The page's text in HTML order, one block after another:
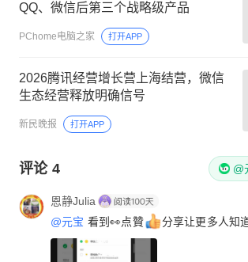
QQ、微信后第三个战略级产品
PChome电脑之家 打开APP
2026腾讯经营增长营上海结营，微信
生态经营释放明确信号
新民晚报 打开APP
评论 4 @
恩静Julia
@元宝 看到👀点贊 分享让更多人知